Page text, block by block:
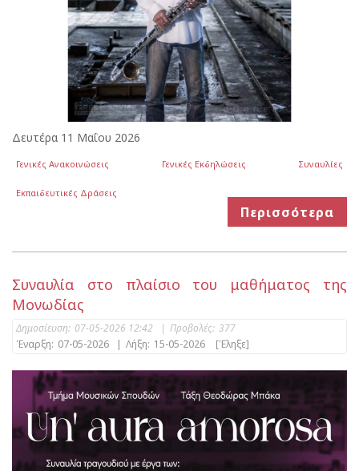
Δευτέρα 11 Μαΐου 2026
Γενικές Ανακοινώσεις Γενικές Εκδηλώσεις Συναυλίες
Εκπαιδευτικές Δράσεις
Περισσότερα
Συναυλία στο πλαίσιο του μαθήματος της
Μονωδίας
Δημοσίευση: 07-05-2026 12:42 | Προβολές: 377
Έναρξη: 07-05-2026 | Λήξη: 15-05-2026 [Έληξε]